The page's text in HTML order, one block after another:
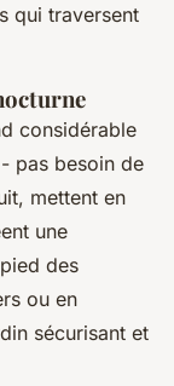
qui traversent
considérable
pas besoin de
mettent en
une
des
ou en
sécurisant et